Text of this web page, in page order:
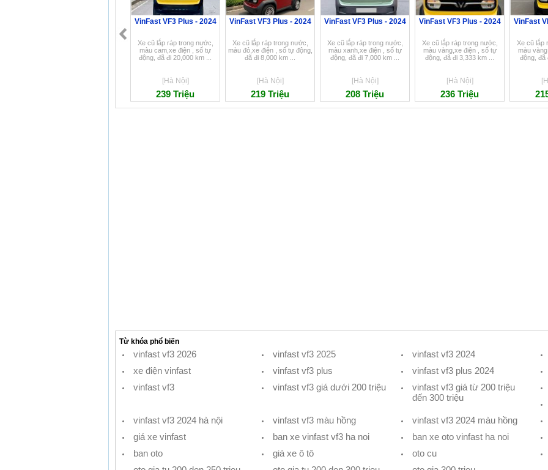
VinFast VF3 Plus - 2024
Xe cũ lắp ráp trong nước,
màu cam,xe điện , số tự
động, đã đi 20,000 km ...
[Hà Nội]
239 Triệu
VinFast VF3 Plus - 2024
Xe cũ lắp ráp trong nước,
màu đỏ,xe điện , số tự động,
đã đi 8,000 km ...
[Hà Nội]
219 Triệu
VinFast VF3 Plus - 2024
Xe cũ lắp ráp trong nước,
màu xanh,xe điện , số tự
động, đã đi 7,000 km ...
[Hà Nội]
208 Triệu
VinFast VF3 Plus - 2024
Xe cũ lắp ráp trong nước,
màu vàng,xe điện , số tự
động, đã đi 3,333 km ...
[Hà Nội]
236 Triệu
VinFast
Xe cũ lắp
màu
động, đã
Từ khóa phổ biến
vinfast vf3 2026 vinfast vf3 2025 vinfast vf3 2024
xe điện vinfast
vinfast vf3 plus vinfast vf3 plus 2024
vinfast vf3
vinfast vf3 giá dưới 200 triệu vinfast vf3 giá từ 200 triệu
đến 300 triệu
vinfast vf3 2024 hà nội
vinfast vf3 màu hồng vinfast vf3 2024 màu hồng
giá xe vinfast
ban xe vinfast vf3 ha noi ban xe oto vinfast ha noi
ban oto
giá xe ô tô oto cu